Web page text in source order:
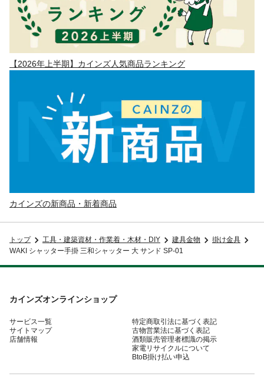
【2026年上半期】カインズ人気商品ランキング
カインズの新商品・新着商品
トップ 工具・建築資材・作業着・木材・DIY 建具金物
掛け金具
WAKI シャッター手掛 三和シャッター 大 サンド SP-01
カインズオンラインショップ
サービス一覧
サイトマップ
店舗情報
特定商取引法に基づく表記
古物営業法に基づく表記
酒類販売管理者標識の掲示
家電リサイクルについて
BtoB掛け払い申込